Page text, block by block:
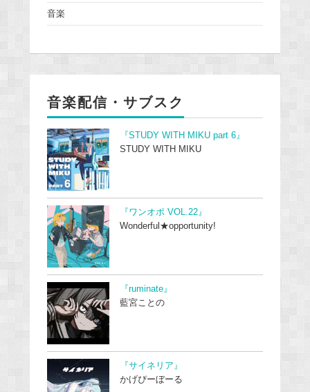
音楽
音楽配信・サブスク
『STUDY WITH MIKU part 6』
STUDY WITH MIKU
『ワンオポ VOL.22』
Wonderful★opportunity!
『ruminate』
藍宮ことの
『サイネリア』
かげぴーぼーる